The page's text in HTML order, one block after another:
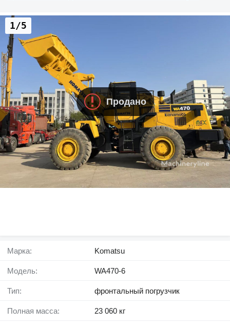
Продано
1/5
Марка: Komatsu
Модель: WA470-6
Тип: фронтальный погрузчик
Полная масса: 23 060 кг